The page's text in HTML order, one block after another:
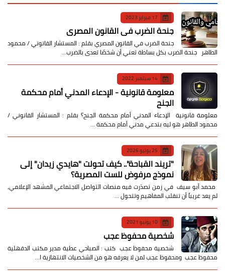
17 فبراير 2023
جنحة الضرب في القانون المصري
جنحة الضرب في القانون المصري بقلم : المستشار القانوني / محمود
الطاهر جنحة الضرب بكل بساطة تعني أن شخصًا تعدى بالضرب…
14 سبتمبر 2022
معلومة قانونية - الإدعاء المدني أمام محكمة
الجنح
معلومة قانونية الإدعاء المدني أمام محكمة الجنح؟ بقلم : المستشار القانوني /
محمود الطاهر هو ليه بندعي مدني أمام محكمة …
25 يوليو 2026
​"تريند القباحة".. كيف تحولت "هايدي زيدان" إلى
نموذج مرفوض للست المصرية؟
​ محمد أبو سيف ​في زمن تصدّرت فيه منصات التواصل الاجتماعي المشهد الإعلامي،
لم يعد غريباً أن تنقلب المفاهيم وتتحول …
10 يونيو 2021
شخصية محفوظ عجب
شخصية محفوظ عجب كتب : الصباحي عطية مدير مكتب الدقهلية
محفوظ عجب ومحفوظ عجب لمن لا يعرفه هو من الشخصيات الانتهازية ا…